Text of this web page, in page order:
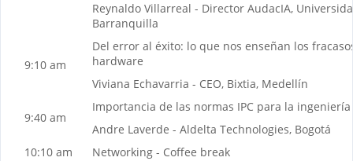
Reynaldo Villarreal - Director AudacIA,
Barranquilla
9:10 am
Del error al éxito: lo que nos enseñan los
hardware
Viviana Echavarria - CEO, Bixtia, Medellín
9:40 am
Importancia de las normas IPC para la
Andre Laverde - Aldelta Technologies, Bogotá
10:10 am
Networking - Coffee break